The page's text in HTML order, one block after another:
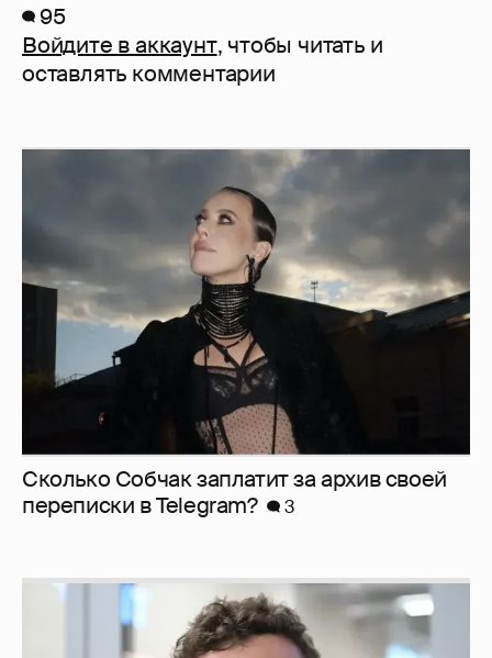
95
Войдите в аккаунт, чтобы читать и
оставлять комментарии
Сколько Собчак заплатит за архив своей
перeписки в Telegram?
3